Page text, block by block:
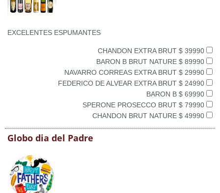
EXCELENTES ESPUMANTES
CHANDON EXTRA BRUT $ 39990
BARON B BRUT NATURE $ 89990
NAVARRO CORREAS EXTRA BRUT $ 29990
FEDERICO DE ALVEAR EXTRA BRUT $ 24990
BARON B $ 69990
SPERONE PROSECCO BRUT $ 79990
CHANDON BRUT NATURE $ 49990
Globo dia del Padre